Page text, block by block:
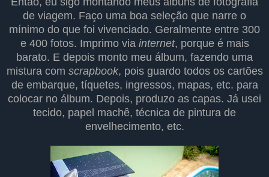
de viagem. Faço uma boa seleção que narre o
mínimo do que foi vivenciado. Geralmente entre 300
e 400 fotos. Imprimo via internet, porque é mais
barato. E depois monto meu álbum, fazendo uma
mistura com scrapbook, pois guardo todos os cartões
de embarque, tíquetes, ingressos, mapas, etc. para
colocar no álbum. Depois, produzo as capas. Já usei
tecido, papel machê, técnica de pintura de
envelhecimento, etc.